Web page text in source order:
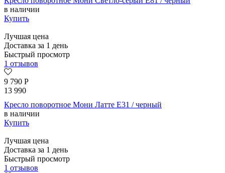
в наличии
Купить
Лучшая цена
Доставка за 1 день
Быстрый просмотр
1 отзывов
9 790 Р
13 990
Кресло поворотное Мони Латте E31 / черный
в наличии
Купить
Лучшая цена
Доставка за 1 день
Быстрый просмотр
1 отзывов